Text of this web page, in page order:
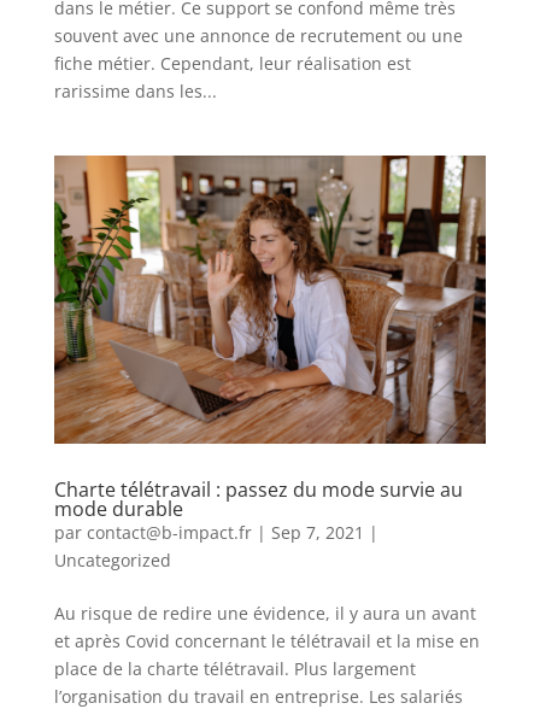
dans le métier. Ce support se confond même très
souvent avec une annonce de recrutement ou une
fiche métier. Cependant, leur réalisation est
rarissime dans les...
Charte télétravail : passez du mode survie au
mode durable
par contact@b-impact.fr| Sep 7, 2021 |
Uncategorized
Au risque de redire une évidence, il y aura un avant
et après Covid concernant le télétravail et la mise en
place de la charte télétravail. Plus largement
l’organisation du travail en entreprise. Les salariés